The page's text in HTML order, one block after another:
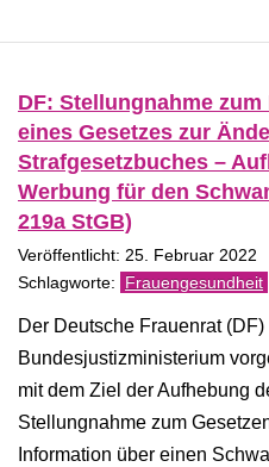
DF: Stellungnahme
eines Gesetzes zur
Strafgesetzbuches –
Werbung für den
219a StGB)
Veröffentlicht: 25. Februar 2022
Frauengesundheit
Der Deutsche Frauenrat
Bundesjustizministerium
mit dem Ziel der Aufhebung
Stellungnahme zum
Information über einen